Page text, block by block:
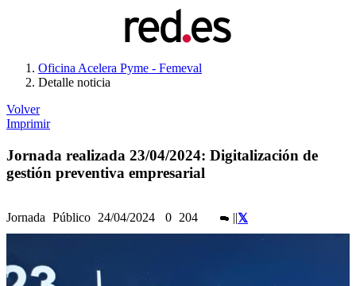
Oficina Acelera Pyme - Femeval
Detalle noticia
Volver
Imprimir
Jornada realizada 23/04/2024: Digitalización de
gestión preventiva empresarial
Jornada Público 24/04/2024 0 204 ||